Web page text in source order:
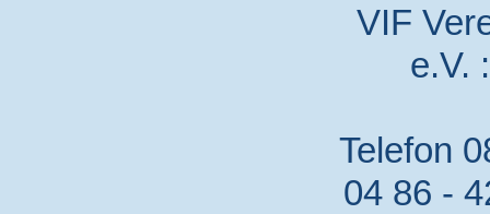
VIF
e.V.
Telefon
04 86 -